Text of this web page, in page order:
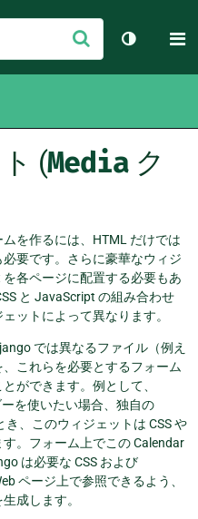
信
テーマを
(Media ク
を作るには、HTML だけでは
要です。さらに豪華なウィジ
各ページに配置する必要もあ
と JavaScript の組み合わせ
ットによって異なります。
では異なるファイル（例え
これらを必要とするフォーム
ができます。例として、
を使いたい場合、独自の
、このウィジェットは CSS や
。フォーム上でこの Calendar
は必要な CSS および
ページ上で参照できるよう、
成します。